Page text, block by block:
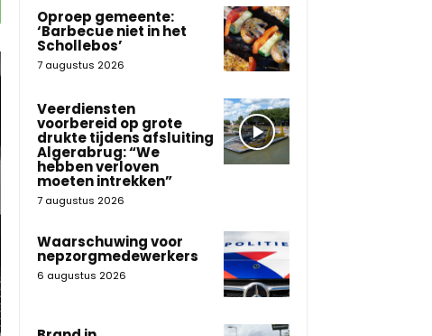
Oproep gemeente:
‘Barbecue niet in het
Schollebos’
7 augustus 2026
Veerdiensten
voorbereid op grote
drukte tijdens afsluiting
Algerabrug: “We
hebben verloven
moeten intrekken”
7 augustus 2026
Waarschuwing voor
nepzorgmedewerkers
6 augustus 2026